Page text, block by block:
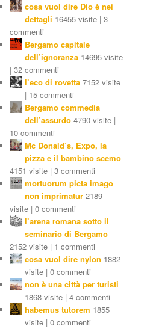
cosa vuol dire Dio è nei
dettagli 16455 visite | 3
commenti
Bergamo capitale
dell’ignoranza 14695 visite
| 32 commenti
l’eco di rovetta 7152 visite
| 15 commenti
Bergamo commedia
dell’assurdo 4790 visite |
10 commenti
Mc Donald’s, Expo, la
pizza e il bambino scemo
4151 visite | 3 commenti
mortuorum picta imago
non imprimatur 2189
visite | 0 commenti
l’arena romana sotto il
seminario di Bergamo
2152 visite | 1 commenti
cosa vuol dire nylon 1882
visite | 0 commenti
non è una città per turisti
1868 visite | 4 commenti
habemus tutorem 1855
visite | 0 commenti